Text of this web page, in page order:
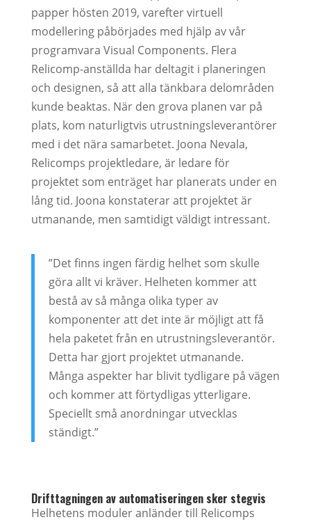
papper hösten 2019, varefter virtuell
modellering påbörjades med hjälp av vår
programvara Visual Components. Flera
Relicomp-anställda har deltagit i planeringen
och designen, så att alla tänkbara delområden
kunde beaktas. När den grova planen var på
plats, kom naturligtvis utrustningsleverantörer
med i det nära samarbetet. Joona Nevala,
Relicomps projektledare, är ledare för
projektet som enträget har planerats under en
lång tid. Joona konstaterar att projektet är
utmanande, men samtidigt väldigt intressant.
”Det finns ingen färdig helhet som skulle
göra allt vi kräver. Helheten kommer att
bestå av så många olika typer av
komponenter att det inte är möjligt att få
hela paketet från en utrustningsleverantör.
Detta har gjort projektet utmanande.
Många aspekter har blivit tydligare på vägen
och kommer att förtydligas ytterligare.
Speciellt små anordningar utvecklas
ständigt.”
Drifttagningen av automatiseringen sker stegvis
Helhetens moduler anländer till Relicomps